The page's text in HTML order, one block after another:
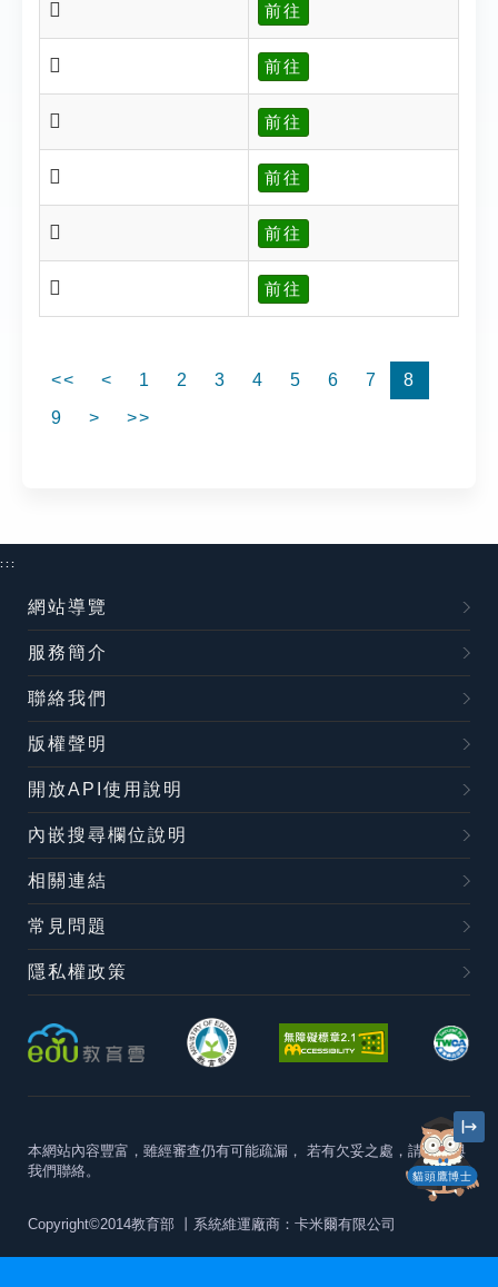
𣄞 前往
𣄟 前往
𣄟 前往
𣄠 前往
𣄠 前往
𣄡 前往
<< < 1 2 3 4 5 6 7
8
9
> >>
貓頭鷹博士
:::
網站導覽
服務簡介
聯絡我們
版權聲明
開放API使用說明
內嵌搜尋欄位說明
相關連結
常見問題
隱私權政策
本網站內容豐富，雖經審查仍有可能疏漏， 若有欠妥之處，請隨時與
我們聯絡。
Copyright©2014教育部 丨系統維運廠商：卡米爾有限公司